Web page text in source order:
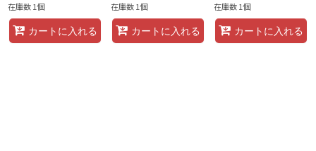
在庫数 1個
カートに入れる
在庫数 1個
カートに入れる
在庫数 1個
カートに入れる